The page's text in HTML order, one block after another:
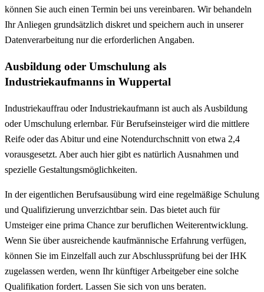
können Sie auch einen Termin bei uns vereinbaren. Wir behandeln
Ihr Anliegen grundsätzlich diskret und speichern auch in unserer
Datenverarbeitung nur die erforderlichen Angaben.
Ausbildung oder Umschulung als
Industriekaufmanns in Wuppertal
Industriekauffrau oder Industriekaufmann ist auch als Ausbildung
oder Umschulung erlernbar. Für Berufseinsteiger wird die mittlere
Reife oder das Abitur und eine Notendurchschnitt von etwa 2,4
vorausgesetzt. Aber auch hier gibt es natürlich Ausnahmen und
spezielle Gestaltungsmöglichkeiten.
In der eigentlichen Berufsausübung wird eine regelmäßige Schulung
und Qualifizierung unverzichtbar sein. Das bietet auch für
Umsteiger eine prima Chance zur beruflichen Weiterentwicklung.
Wenn Sie über ausreichende kaufmännische Erfahrung verfügen,
können Sie im Einzelfall auch zur Abschlussprüfung bei der IHK
zugelassen werden, wenn Ihr künftiger Arbeitgeber eine solche
Qualifikation fordert. Lassen Sie sich von uns beraten.